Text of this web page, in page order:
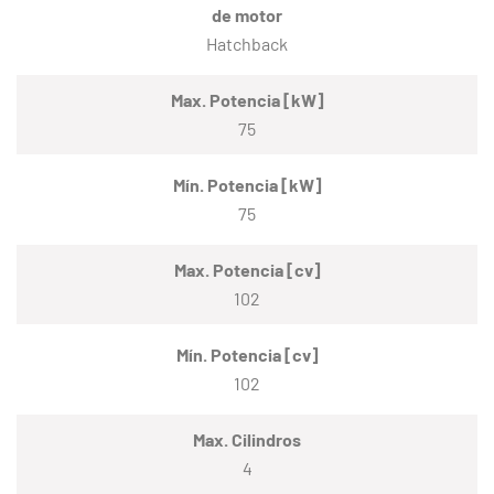
de motor
Hatchback
Max. Potencia [kW]
75
Mín. Potencia [kW]
75
Max. Potencia [cv]
102
Mín. Potencia [cv]
102
Max. Cilindros
4